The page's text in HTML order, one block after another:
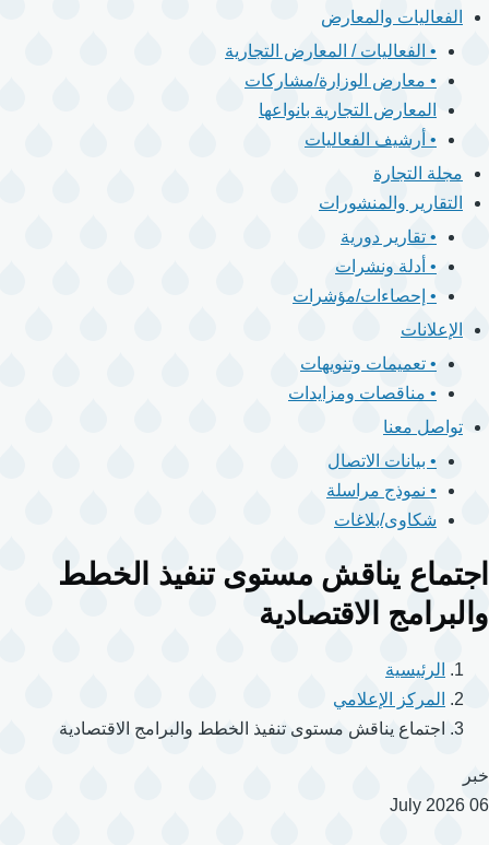
الفعاليات والمعارض
• الفعاليات / المعارض التجارية
• معارض الوزارة/مشاركات
المعارض التجارية بانواعها
• أرشيف الفعاليات
مجلة التجارة
التقارير والمنشورات
• تقارير دورية
• أدلة ونشرات
• إحصاءات/مؤشرات
الإعلانات
• تعميمات وتنويهات
• مناقصات ومزايدات
تواصل معنا
• بيانات الاتصال
• نموذج مراسلة
شكاوى/بلاغات
اجتماع يناقش مستوى تنفيذ الخطط
والبرامج الاقتصادية
الرئيسية
المركز الإعلامي
اجتماع يناقش مستوى تنفيذ الخطط والبرامج الاقتصادية
خبر
06 July 2026